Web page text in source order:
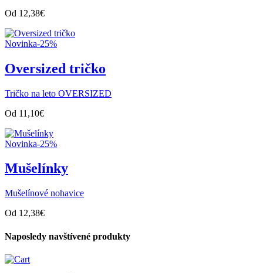
Od 12,38€
Novinka-25%
Oversized tričko
Tričko na leto OVERSIZED
Od 11,10€
Novinka-25%
Mušelínky
Mušelínové nohavice
Od 12,38€
Naposledy navštívené produkty